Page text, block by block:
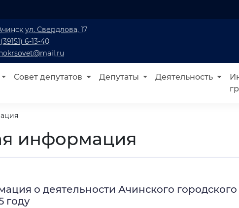
ул. Свердлова, 17
6-13-40
Совет депутатов Депутаты Деятельность
информация
о деятельности Ачинского городского
году